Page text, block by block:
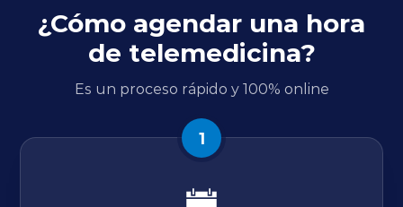
¿Cómo agendar una hora
de telemedicina?
Es un proceso rápido y 100% online
1